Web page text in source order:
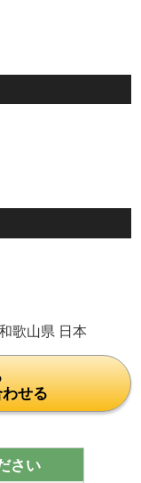
歌山県 日本
せる
さい